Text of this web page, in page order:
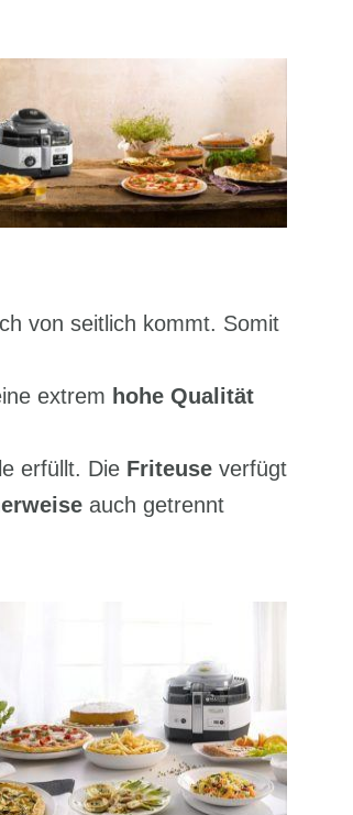
von seitlich kommt. Somit
extrem hohe Qualität
erfüllt. Die Friteuse verfügt
auch getrennt